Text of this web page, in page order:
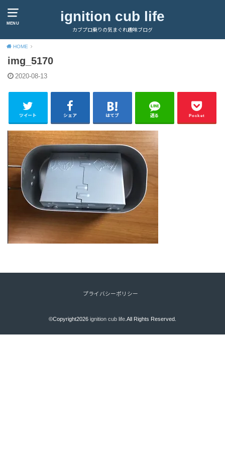
MENU ignition cub life
カブプロ乗りの気まぐれ趣味ブログ
HOME
img_5170
2020-08-13
ツイート シェア はてブ 送る Pocket
プライバシーポリシー
©Copyright2026 ignition cub life.All Rights Reserved.